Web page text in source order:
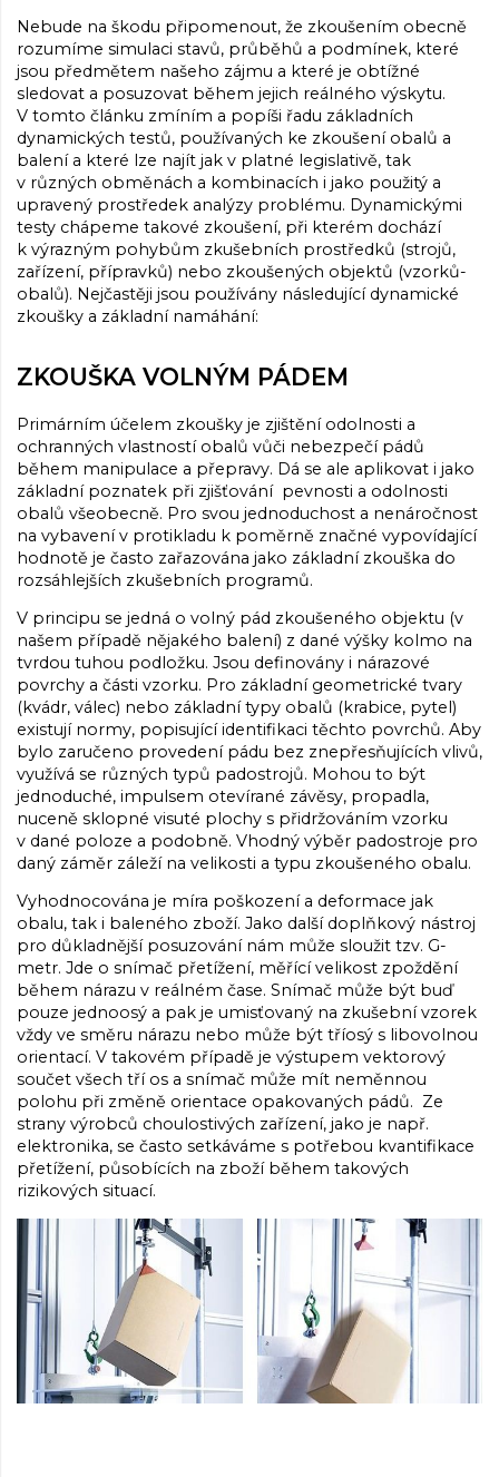
Nebude na škodu připomenout, že zkoušením obecně
rozumíme simulaci stavů, průběhů a podmínek, které
jsou předmětem našeho zájmu a které je obtížné
sledovat a posuzovat během jejich reálného výskytu.
V tomto článku zmíním a popíši řadu základních
dynamických testů, používaných ke zkoušení obalů a
balení a které lze najít jak v platné legislativě, tak
v různých obměnách a kombinacích i jako použitý a
upravený prostředek analýzy problému. Dynamickými
testy chápeme takové zkoušení, při kterém dochází
k výrazným pohybům zkušebních prostředků (strojů,
zařízení, přípravků) nebo zkoušených objektů (vzorků-
obalů). Nejčastěji jsou používány následující dynamické
zkoušky a základní namáhání:
ZKOUŠKA VOLNÝM PÁDEM
Primárním účelem zkoušky je zjištění odolnosti a
ochranných vlastností obalů vůči nebezpečí pádů
během manipulace a přepravy. Dá se ale aplikovat i jako
základní poznatek při zjišťování pevnosti a odolnosti
obalů všeobecně. Pro svou jednoduchost a nenáročnost
na vybavení v protikladu k poměrně značné vypovídající
hodnotě je často zařazována jako základní zkouška do
rozsáhlejších zkušebních programů.
V principu se jedná o volný pád zkoušeného objektu (v
našem případě nějakého balení) z dané výšky kolmo na
tvrdou tuhou podložku. Jsou definovány i nárazové
povrchy a části vzorku. Pro základní geometrické tvary
(kvádr, válec) nebo základní typy obalů (krabice, pytel)
existují normy, popisující identifikaci těchto povrchů. Aby
bylo zaručeno provedení pádu bez znepřesňujících vlivů,
využívá se různých typů padostrojů. Mohou to být
jednoduché, impulsem otevírané závěsy, propadla,
nuceně sklopné visuté plochy s přidržováním vzorku
v dané poloze a podobně. Vhodný výběr padostroje pro
daný záměr záleží na velikosti a typu zkoušeného obalu.
Vyhodnocována je míra poškození a deformace jak
obalu, tak i baleného zboží. Jako další doplňkový nástroj
pro důkladnější posuzování nám může sloužit tzv. G-
metr. Jde o snímač přetížení, měřící velikost zpoždění
během nárazu v reálném čase. Snímač může být buď
pouze jednoosý a pak je umisťovaný na zkušební vzorek
vždy ve směru nárazu nebo může být tříosý s libovolnou
orientací. V takovém případě je výstupem vektorový
součet všech tří os a snímač může mít neměnnou
polohu při změně orientace opakovaných pádů. Ze
strany výrobců choulostivých zařízení, jako je např.
elektronika, se často setkáváme s potřebou kvantifikace
přetížení, působících na zboží během takových
rizikových situací.